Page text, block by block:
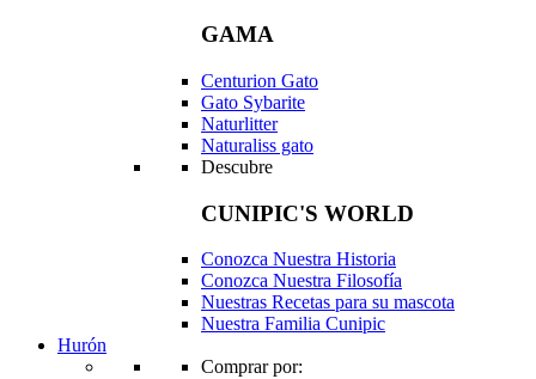
GAMA
Centurion Gato
Gato Sybarite
Naturlitter
Naturaliss gato
Descubre
CUNIPIC'S WORLD
Conozca Nuestra Historia
Conozca Nuestra Filosofía
Nuestras Recetas para su mascota
Nuestra Familia Cunipic
Hurón
Comprar por: